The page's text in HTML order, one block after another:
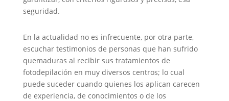
seguridad.
En la actualidad no es infrecuente, por otra parte,
escuchar testimonios de personas que han sufrido
quemaduras al recibir sus tratamientos de
fotodepilación en muy diversos centros; lo cual
puede suceder cuando quienes los aplican carecen
de experiencia, de conocimientos o de los